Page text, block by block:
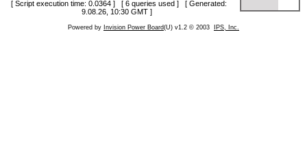
[ Script execution time: 0.0364 ] [ 6 queries used ] [ Generated:
9.08.26, 10:30 GMT ]
Powered by Invision Power Board(U) v1.2 © 2003 IPS, Inc.